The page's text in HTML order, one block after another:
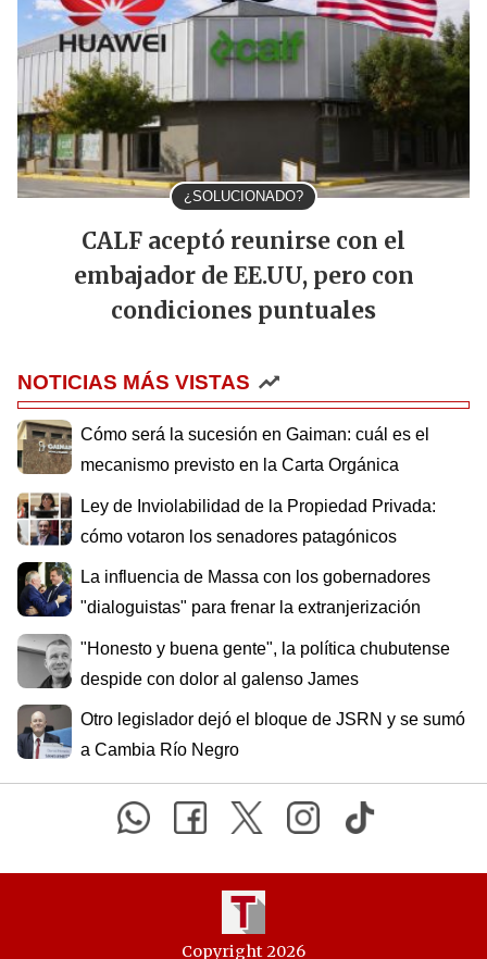
¿SOLUCIONADO?
CALF aceptó reunirse con el
embajador de EE.UU, pero con
condiciones puntuales
NOTICIAS MÁS VISTAS
Cómo será la sucesión en Gaiman: cuál es el
mecanismo previsto en la Carta Orgánica
Ley de Inviolabilidad de la Propiedad Privada:
cómo votaron los senadores patagónicos
La influencia de Massa con los gobernadores
"dialoguistas" para frenar la extranjerización
"Honesto y buena gente", la política chubutense
despide con dolor al galenso James
Otro legislador dejó el bloque de JSRN y se sumó
a Cambia Río Negro
Copyright 2026